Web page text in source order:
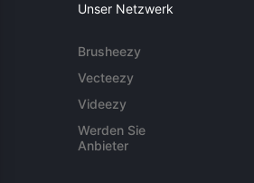
Unser Netzwerk
Brusheezy
Vecteezy
Videezy
Werden Sie
Anbieter